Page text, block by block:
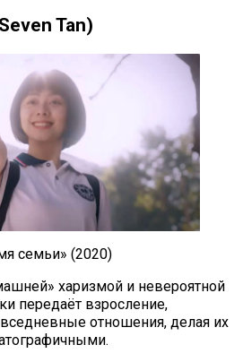
Tan)
семьи» (2020)
харизмой и невероятной
передаёт взросление,
отношения, делая их